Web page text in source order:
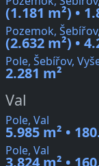
(1.181 m²) •
Pozemok,
(2.632 m²) •
Pole, Šebířov,
2.281 m²
Val
Pole, Val
5.985 m² •
Pole, Val